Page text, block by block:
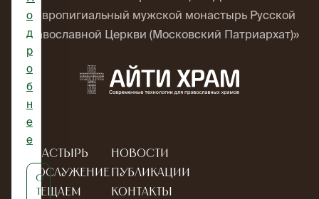
ставропигиальный мужской монастырь Русской
Православной Церкви (Московский Патриархат)»
Монастырь
Богослужение
Посещаем
Новости
Публикации
Контакты
о
д
р
о
б
н
е
е
О